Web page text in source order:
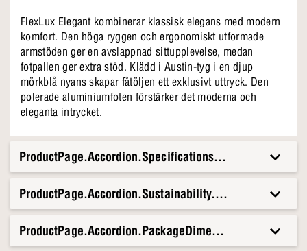
FlexLux Elegant kombinerar klassisk elegans med modern
komfort. Den höga ryggen och ergonomiskt utformade
armstöden ger en avslappnad sittupplevelse, medan
fotpallen ger extra stöd. Klädd i Austin-tyg i en djup
mörkblå nyans skapar fåtöljen ett exklusivt uttryck. Den
polerade aluminiumfoten förstärker det moderna och
eleganta intrycket.
ProductPage.Accordion.Specifications.Title
ProductPage.Accordion.Sustainability.Title